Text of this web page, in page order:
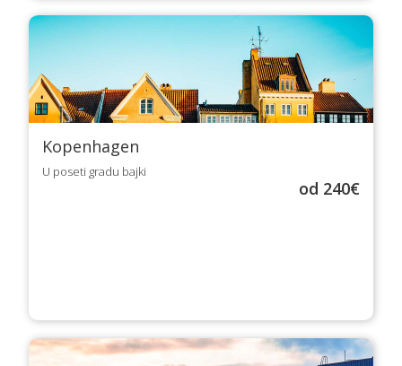
Kopenhagen
U poseti gradu bajki
od 240€